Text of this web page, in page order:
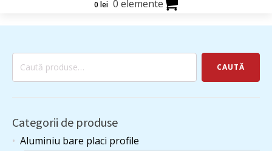
0 lei 0 elemente
Caută
CAUTĂ
Categorii de produse
Aluminiu bare placi profile